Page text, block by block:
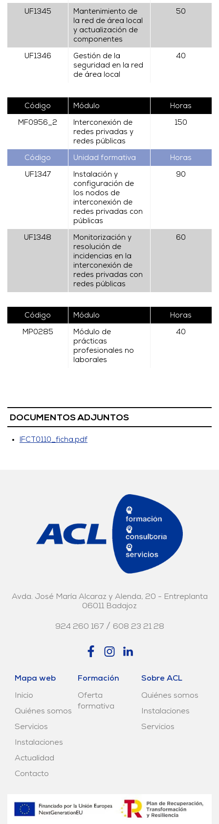
UF1345
Mantenimiento de
la red de área local
y actualización de
componentes
50
UF1346
Gestión de la
seguridad en la red
de área local
40
Código Módulo Horas
MF0956_2
Interconexión de
redes privadas y
redes públicas
150
Código Unidad formativa Horas
UF1347
Instalación y
configuración de
los nodos de
interconexión de
redes privadas con
públicas
90
UF1348
Monitorización y
resolución de
incidencias en la
interconexión de
redes privadas con
redes públicas
60
Código Módulo Horas
MP0285
Módulo de
prácticas
profesionales no
laborales
40
DOCUMENTOS ADJUNTOS
IFCT0110_ficha.pdf
Avda. José María Alcaraz y Alenda, 20 - Entreplanta
06011 Badajoz
924 260 167 / 608 23 21 28
Mapa web
Inicio
Quiénes somos
Servicios
Instalaciones
Actualidad
Contacto
Formación
Oferta
formativa
Sobre ACL
Quiénes somos
Instalaciones
Servicios